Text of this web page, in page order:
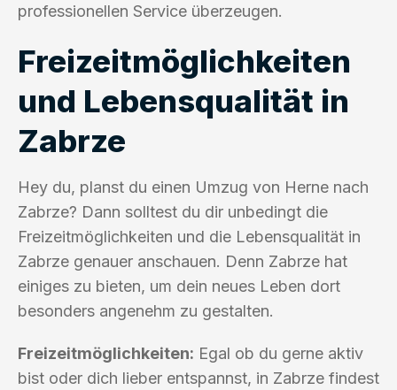
professionellen Service überzeugen.
Freizeitmöglichkeiten
und Lebensqualität in
Zabrze
Hey du, planst du einen Umzug von Herne nach
Zabrze? Dann solltest du dir unbedingt die
Freizeitmöglichkeiten und die Lebensqualität in
Zabrze genauer anschauen. Denn Zabrze hat
einiges zu bieten, um dein neues Leben dort
besonders angenehm zu gestalten.
Freizeitmöglichkeiten: Egal ob du gerne aktiv
bist oder dich lieber entspannst, in Zabrze findest